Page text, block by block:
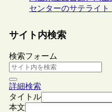
センターのサテライ
サイト内検索
検索フォーム
詳細検索
タイトル
本文